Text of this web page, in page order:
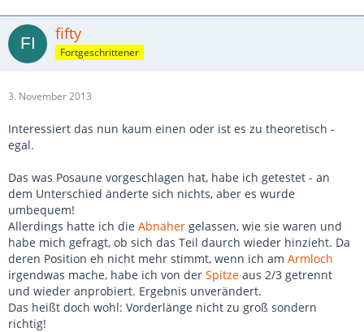
fifty
Fortgeschrittener
3. November 2013
Interessiert das nun kaum einen oder ist es zu theoretisch -
egal.
Das was Posaune vorgeschlagen hat, habe ich getestet - an
dem Unterschied änderte sich nichts, aber es wurde
umbequem!
Allerdings hatte ich die Abnäher gelassen, wie sie waren und
habe mich gefragt, ob sich das Teil daurch wieder hinzieht. Da
deren Position eh nicht mehr stimmt, wenn ich am Armloch
irgendwas mache, habe ich von der Spitze aus 2/3 getrennt
und wieder anprobiert. Ergebnis unverändert.
Das heißt doch wohl: Vorderlänge nicht zu groß sondern
richtig!